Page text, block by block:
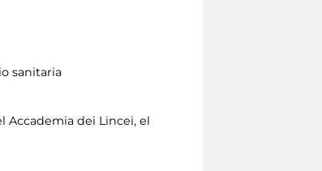
sanitaria
Accademia dei Lincei, el